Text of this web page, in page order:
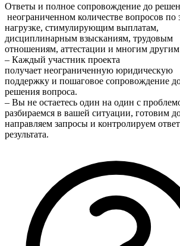
Ответы и полное сопровождение до
неограниченном количестве вопросов по
нагрузке, стимулирующим выплатам,
дисциплинарным взысканиям, трудовым
отношениям, аттестации и многим
– Каждый участник проекта
получает неограниченную юридическую
поддержку и пошаговое сопровождение
решения вопроса.
– Вы не остаетесь один на один с
разбираемся в вашей ситуации, готовим
направляем запросы и контролируем
результата.